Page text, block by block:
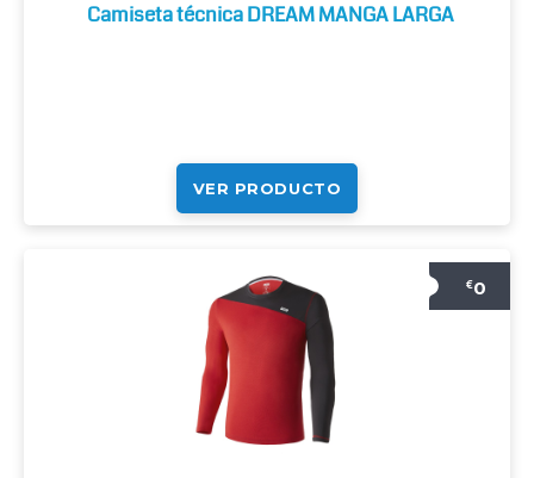
Camiseta técnica DREAM MANGA LARGA
VER PRODUCTO
€0